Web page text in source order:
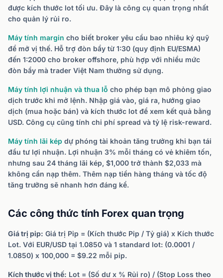
được kích thước lot tối ưu. Đây là công cụ quan trọng nhất
cho quản lý rủi ro.
Máy tính margin cho biết broker yêu cầu bao nhiêu ký quỹ
để mở vị thế. Hỗ trợ đòn bẩy từ 1:30 (quy định EU/ESMA)
đến 1:2000 cho broker offshore, phù hợp với nhiều mức
đòn bẩy mà trader Việt Nam thường sử dụng.
Máy tính lợi nhuận và thua lỗ cho phép bạn mô phỏng giao
dịch trước khi mở lệnh. Nhập giá vào, giá ra, hướng giao
dịch (mua hoặc bán) và kích thước lot để xem kết quả bằng
USD. Công cụ cũng tính chi phí spread và tỷ lệ risk-reward.
Máy tính lãi kép dự phóng tài khoản tăng trưởng khi bạn tái
đầu tư lợi nhuận. Lợi nhuận 3% mỗi tháng có vẻ khiêm tốn,
nhưng sau 24 tháng lãi kép, $1,000 trở thành $2,033 mà
không cần nạp thêm. Thêm nạp tiền hàng tháng và tốc độ
tăng trưởng sẽ nhanh hơn đáng kể.
Các công thức tính Forex quan trọng
Giá trị pip: Giá trị Pip = (Kích thước Pip / Tỷ giá) x Kích thước
Lot. Với EUR/USD tại 1.0850 và 1 standard lot: (0.0001 /
1.0850) x 100,000 = $9.22 mỗi pip.
Kích thước vị thế: Lot = (Số dư x % Rủi ro) / (Stop Loss theo